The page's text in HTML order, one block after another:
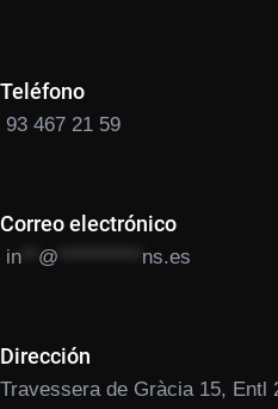
Teléfono
93 467 21 59
Correo electrónico
in @ ns.es
Dirección
Travessera de Gràcia 15, Entl